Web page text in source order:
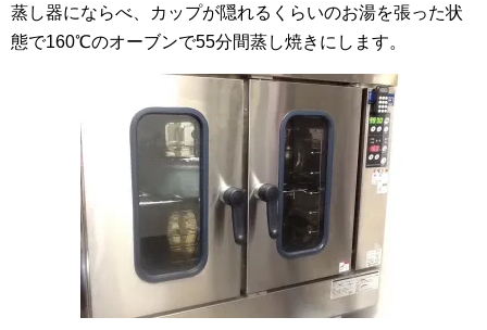
蒸し器にならべ、カップが隠れるくらいのお湯を張った状
態で160℃のオーブンで55分間蒸し焼きにします。